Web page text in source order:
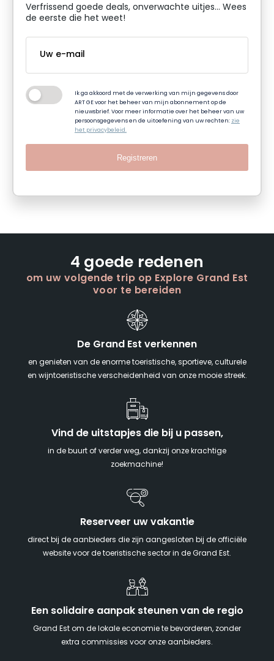
Verfrissend goede deals, onverwachte uitjes... Wees
de eerste die het weet!
Ik ga akkoord met de verwerking van mijn gegevens door
ART GE voor het beheer van mijn abonnement op de
nieuwsbrief. Voor meer informatie over het beheer van uw
persoonsgegevens en de uitoefening van uw rechten:zie
het privacybeleid.
Registreren
4 goede redenen
om uw volgende trip op Explore Grand Est
voor te bereiden
De Grand Est verkennen
en genieten van de enorme toeristische, sportieve, culturele
en wijntoeristische verscheidenheid van onze mooie streek.
Vind de uitstapjes die bij u passen,
in de buurt of verder weg, dankzij onze krachtige
zoekmachine!
Reserveer uw vakantie
direct bij de aanbieders die zijn aangesloten bij de officiële
website voor de toeristische sector in de Grand Est.
Een solidaire aanpak steunen van de regio
Grand Est om de lokale economie te bevorderen, zonder
extra commissies voor onze aanbieders.